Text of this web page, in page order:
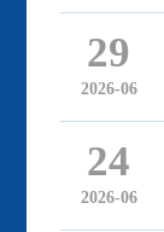
29
2026-06
24
2026-06